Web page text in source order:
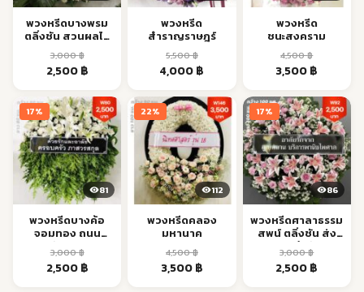
พวงหรีดบางพรม
ตลิ่งชัน สวนผลไม้
ส่งด่วน
3,000฿
Original
was:
3,000 ฿.
2,500฿Current
is:
2,500 ฿.
พวงหรีด
สำราญราษฎร์
5,500฿
Original
was:
5,500 ฿.
4,000฿
is:
4,000 ฿.
พวงหรีด
ชนะสงคราม
4,500฿
Original
was:
4,500 ฿.
3,500฿
is:
3,500 ฿.
17%
81
พวงหรีดบางค้อ
จอมทอง ถนน
เอกชัย ส่งด่วน
3,000฿
Original
2,500฿Current
22%
112
พวงหรีดคลอง
มหานาค
4,500฿
Original
3,500฿Current
17%
86
พวงหรีดศาลาธรรม
สพน์ ตลิ่งชัน ส่ง
ด่วนถึงวัด
3,000฿
Original
2,500฿